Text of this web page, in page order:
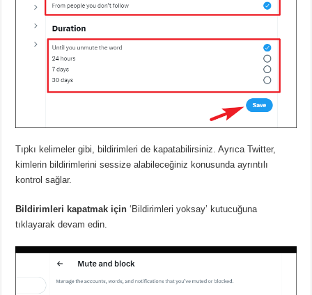
Tıpkı kelimeler gibi, bildirimleri de kapatabilirsiniz.Ayrıca Twitter,
kimlerin bildirimlerini sessize alabileceğiniz konusunda ayrıntılı
kontrol sağlar.
Bildirimleri kapatmak için ‘Bildirimleri yoksay’ kutucuğuna
tıklayarak devam edin.